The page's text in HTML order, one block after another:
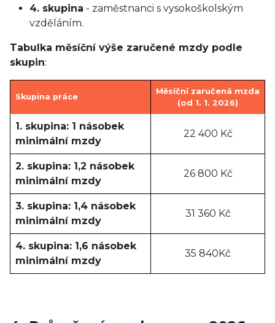
4. skupina - zaměstnanci s vysokoškolským
vzděláním.
Tabulka měsíční výše zaručené mzdy podle
skupin:
Skupina práce
Měsíční zaručená mzda
(od 1. 1. 2026)
1. skupina: 1 násobek
minimální mzdy
22 400 Kč
2. skupina: 1,2 násobek
minimální mzdy
26 800 Kč
3. skupina: 1,4 násobek
minimální mzdy
31 360 Kč
4. skupina: 1,6 násobek
minimální mzdy
35 840Kč